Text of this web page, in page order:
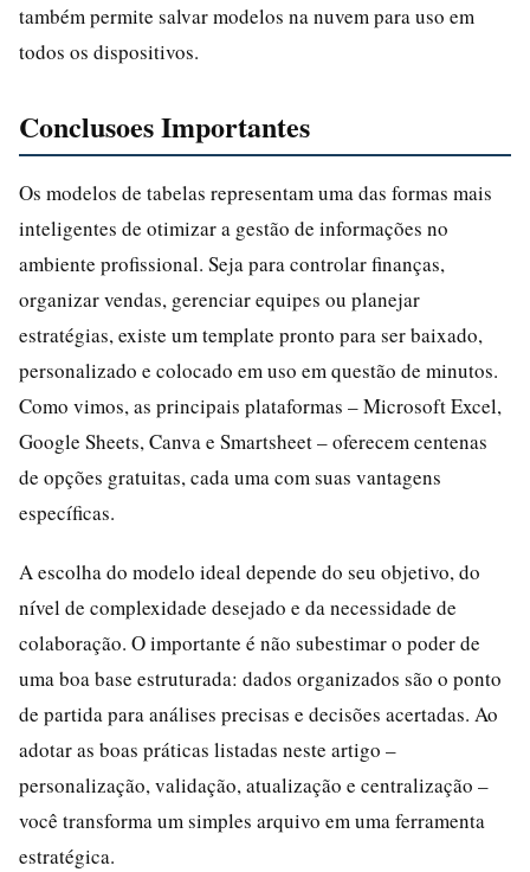
também permite salvar modelos na nuvem para uso em
todos os dispositivos.
Conclusoes Importantes
Os modelos de tabelas representam uma das formas mais
inteligentes de otimizar a gestão de informações no
ambiente profissional. Seja para controlar finanças,
organizar vendas, gerenciar equipes ou planejar
estratégias, existe um template pronto para ser baixado,
personalizado e colocado em uso em questão de minutos.
Como vimos, as principais plataformas – Microsoft Excel,
Google Sheets, Canva e Smartsheet – oferecem centenas
de opções gratuitas, cada uma com suas vantagens
específicas.
A escolha do modelo ideal depende do seu objetivo, do
nível de complexidade desejado e da necessidade de
colaboração. O importante é não subestimar o poder de
uma boa base estruturada: dados organizados são o ponto
de partida para análises precisas e decisões acertadas. Ao
adotar as boas práticas listadas neste artigo –
personalização, validação, atualização e centralização –
você transforma um simples arquivo em uma ferramenta
estratégica.